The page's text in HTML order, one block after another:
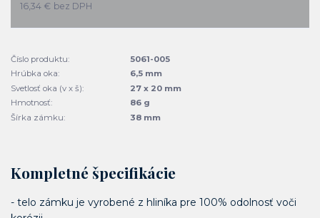
16,34 € bez DPH
Číslo produktu:
5061-005
Hrúbka oka:
6,5 mm
Svetlosť oka (v x š):
27 x 20 mm
Hmotnosť:
86 g
Šírka zámku:
38 mm
Kompletné špecifikácie
- telo zámku je vyrobené z hliníka pre 100% odolnosť voči